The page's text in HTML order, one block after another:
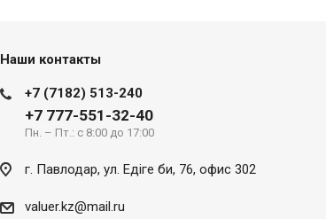
Наши контакты
+7 (7182) 513-240
+7 777-551-32-40
Пн. – Пт.: с 8:00 до 17:00
г. Павлодар, ул. Eдіге би, 76, офис 302
valuer.kz@mail.ru